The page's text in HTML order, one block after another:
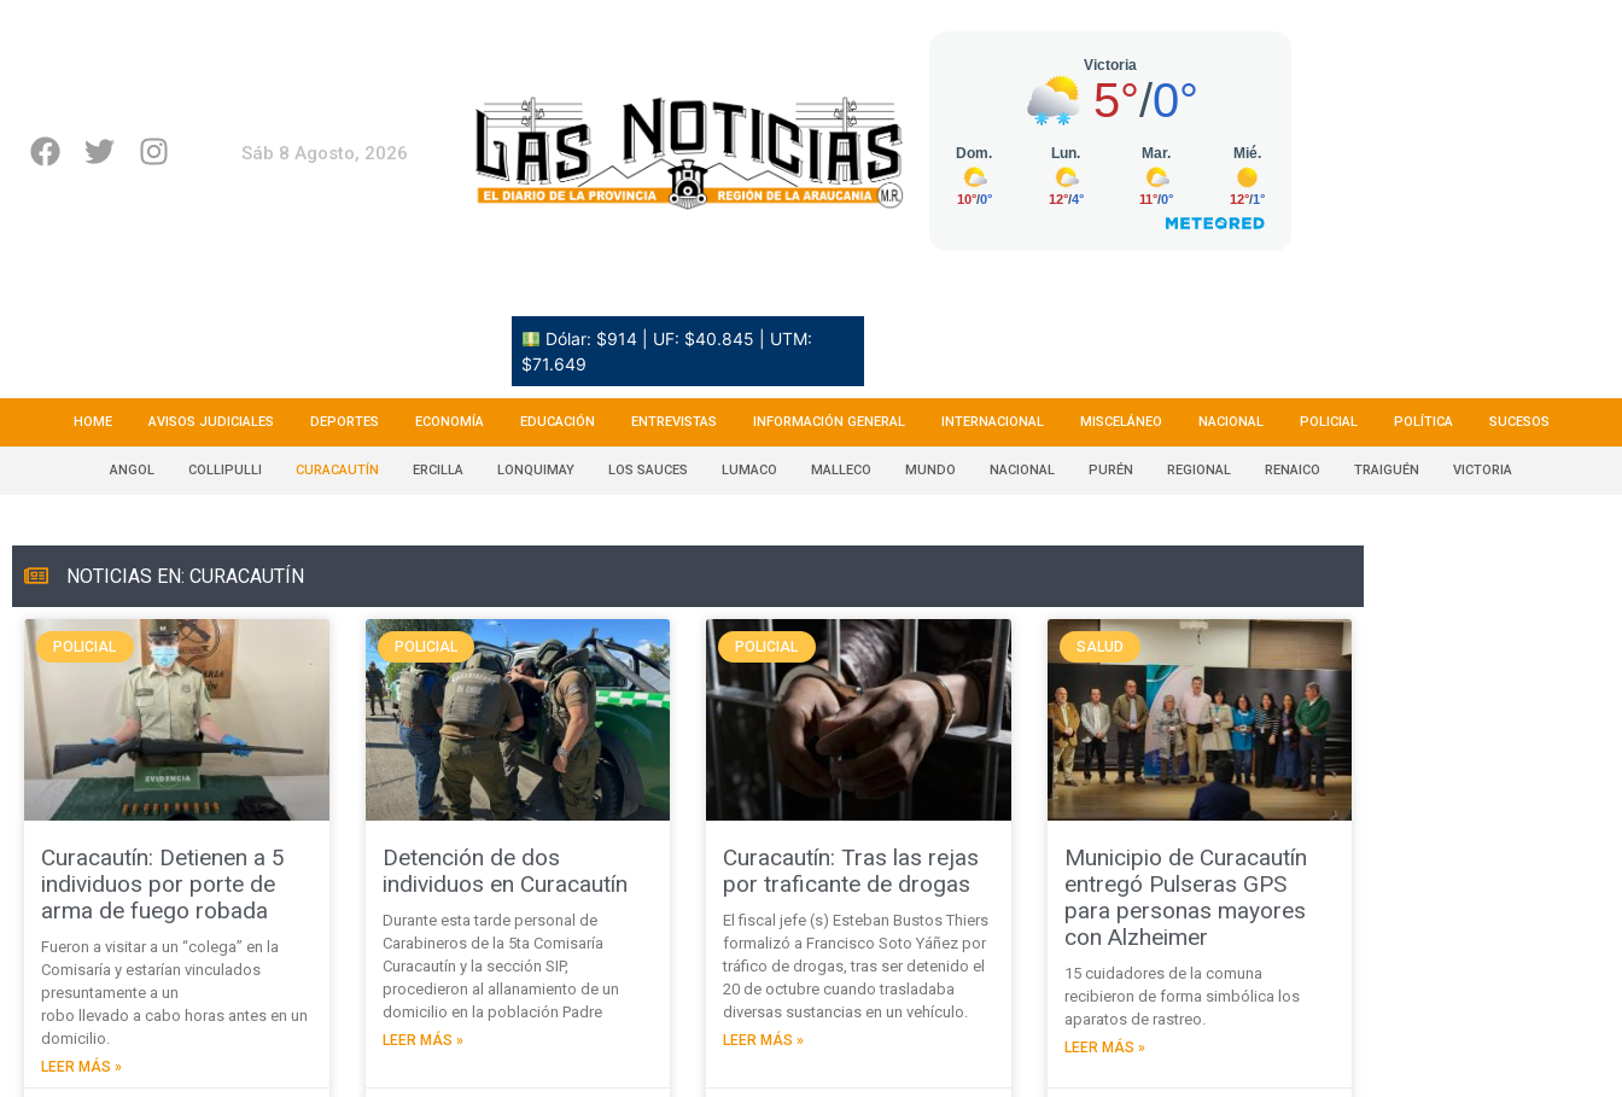
Sáb 8 Agosto, 2026
Dólar: $914 | UF: $40.845 | UTM:
$71.649
HOME AVISOS JUDICIALES DEPORTES ECONOMÍA EDUCACIÓN ENTREVISTAS INFORMACIÓN GENERAL INTERNACIONAL MISCELÁNEO NACIONAL POLICIAL POLÍTICA SUCESOS
ANGOL COLLIPULLI CURACAUTÍN ERCILLA LONQUIMAY LOS SAUCES LUMACO MALLECO MUNDO NACIONAL PURÉN REGIONAL RENAICO TRAIGUÉN VICTORIA
NOTICIAS EN: CURACAUTÍN
POLICIAL
Curacautín: Detienen a 5
individuos por porte de
arma de fuego robada
Fueron a visitar a un “colega” en la
Comisaría y estarían vinculados
presuntamente a un
robo llevado a cabo horas antes en un
domicilio.
LEER MÁS »
POLICIAL
Detención de dos
individuos en Curacautín
Durante esta tarde personal de
Carabineros de la 5ta Comisaría
Curacautín y la sección SIP,
procedieron al allanamiento de un
domicilio en la población Padre
LEER MÁS »
POLICIAL
Curacautín: Tras las rejas
por traficante de drogas
El fiscal jefe (s) Esteban Bustos Thiers
formalizó a Francisco Soto Yáñez por
tráfico de drogas, tras ser detenido el
20 de octubre cuando trasladaba
diversas sustancias en un vehículo.
LEER MÁS »
SALUD
Municipio de Curacautín
entregó Pulseras GPS
para personas mayores
con Alzheimer
15 cuidadores de la comuna
recibieron de forma simbólica los
aparatos de rastreo.
LEER MÁS »